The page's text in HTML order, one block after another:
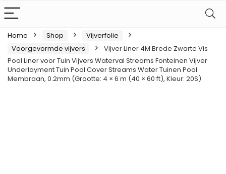
Home Shop
Vijverfolie
Voorgevormde vijvers
Vijver Liner 4M Brede Zwarte Vis
Pool Liner voor Tuin Vijvers Waterval Streams Fonteinen Vijver
Underlayment Tuin Pool Cover Streams Water Tuinen Pool
Membraan, 0.2mm (Grootte: 4 × 6 m (40 × 60 ft), Kleur: 20S)